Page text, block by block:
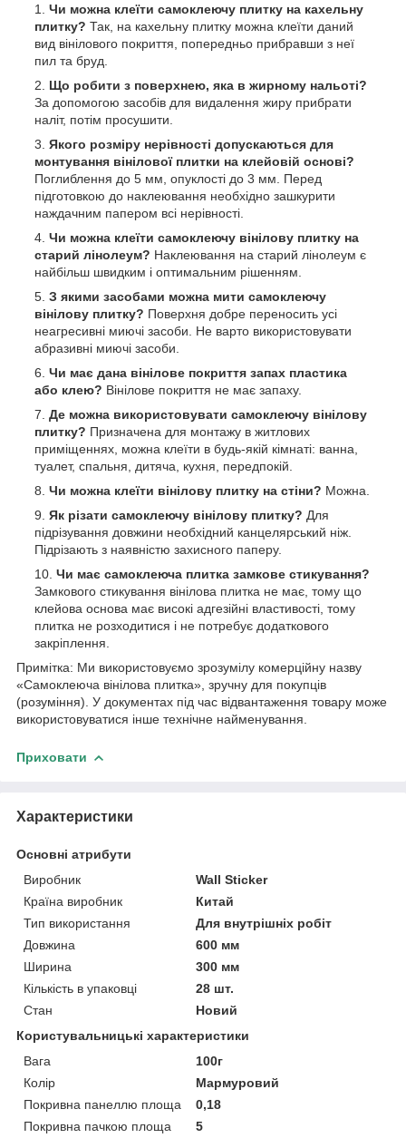
Чи можна клеїти самоклеючу плитку на кахельну
плитку? Так, на кахельну плитку можна клеїти даний
вид вінілового покриття, попередньо прибравши з неї
пил та бруд.
Що робити з поверхнею, яка в жирному нальоті?
За допомогою засобів для видалення жиру прибрати
наліт, потім просушити.
Якого розміру нерівності допускаються для
монтування вінілової плитки на клейовій основі?
Поглиблення до 5 мм, опуклості до 3 мм. Перед
підготовкою до наклеювання необхідно зашкурити
наждачним папером всі нерівності.
Чи можна клеїти самоклеючу вінілову плитку на
старий лінолеум? Наклеювання на старий лінолеум є
найбільш швидким і оптимальним рішенням.
З якими засобами можна мити самоклеючу
вінілову плитку? Поверхня добре переносить усі
неагресивні миючі засоби. Не варто використовувати
абразивні миючі засоби.
Чи має дана вінілове покриття запах пластика
або клею? Вінілове покриття не має запаху.
Де можна використовувати самоклеючу вінілову
плитку? Призначена для монтажу в житлових
приміщеннях, можна клеїти в будь-якій кімнаті: ванна,
туалет, спальня, дитяча, кухня, передпокій.
Чи можна клеїти вінілову плитку на стіни? Можна.
Як різати самоклеючу вінілову плитку? Для
підрізування довжини необхідний канцелярський ніж.
Підрізають з наявністю захисного паперу.
Чи має самоклеюча плитка замкове стикування?
Замкового стикування вінілова плитка не має, тому що
клейова основа має високі адгезійні властивості, тому
плитка не розходитися і не потребує додаткового
закріплення.
Примітка: Ми використовуємо зрозумілу комерційну назву
«Самоклеюча вінілова плитка», зручну для покупців
(розуміння). У документах під час відвантаження товару може
використовуватися інше технічне найменування.
Приховати
Характеристики
Основні атрибути
Виробник
Wall Sticker
Країна виробник
Китай
Тип використання
Для внутрішніх робіт
Довжина
600 мм
Ширина
300 мм
Кількість в упаковці
28 шт.
Стан
Новий
Користувальницькі характеристики
Вага
100г
Колір
Мармуровий
Покривна панеллю площа
0,18
Покривна пачкою площа
5